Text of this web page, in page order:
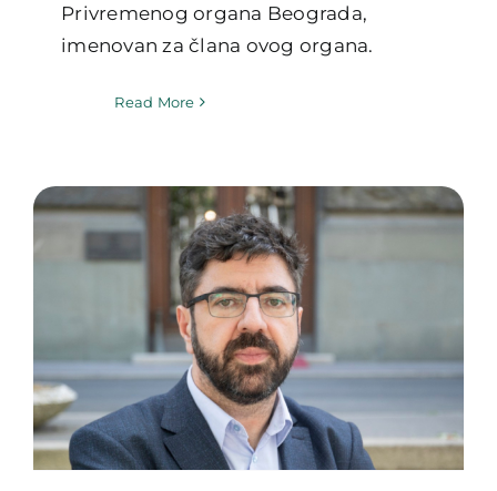
Privremenog organa Beograda,
imenovan za člana ovog organa.
Read More